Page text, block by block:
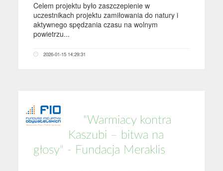
Celem projektu było zaszczepienie w
uczestnikach projektu zamiłowania do natury i
aktywnego spędzania czasu na wolnym
powietrzu...
2026-01-15 14:29:31
"Warmiacy kontra
Kaszubi – bitwa na
głosy" - Fundacja Meraklis